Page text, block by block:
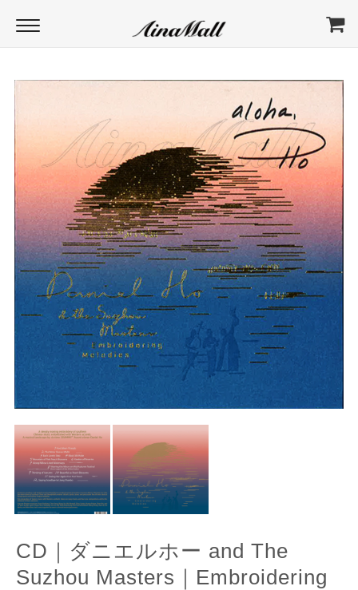
CD｜ダニエルホー and The
Suzhou Masters｜Embroidering